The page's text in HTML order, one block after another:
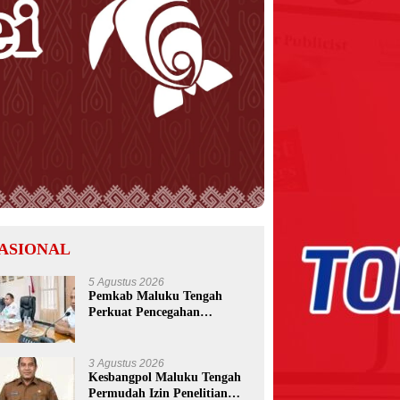
5 Agustus 2026
Pemkab Maluku Tengah
Perkuat Pencegahan
Kelola Bersih
3 Agustus 2026
Kesbangpol Maluku Tengah
Permudah Izin Penelitian